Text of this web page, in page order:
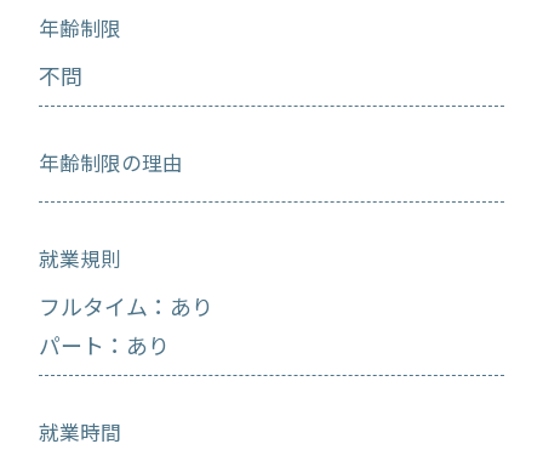
年齢制限
不問
年齢制限の理由
就業規則
フルタイム：あり
パート：あり
就業時間